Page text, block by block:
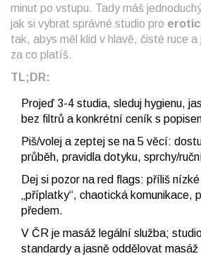
minut po vstupu. Tady máš
jak si vybrat správné studio pro
tak, abys měl klid v hlavě, čisté ruce
za co platíš.
TL;DR:
Projeď 3-4 studia, sleduj hygienu,
bez filtrů a konkrétní ceník s
Piš/volej a zeptej se na 5 věcí:
průběh, pravidla dotyku, sprchy/
Dej si pozor na red flags: příliš
„příplatky“, chaotická komunikace,
předem.
V ČR je masáž legální služba;
standardy a jasně oddělovat masáž